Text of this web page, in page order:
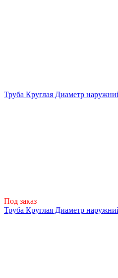
Труба Круглая Диаметр
Под заказ
Труба Круглая Диаметр